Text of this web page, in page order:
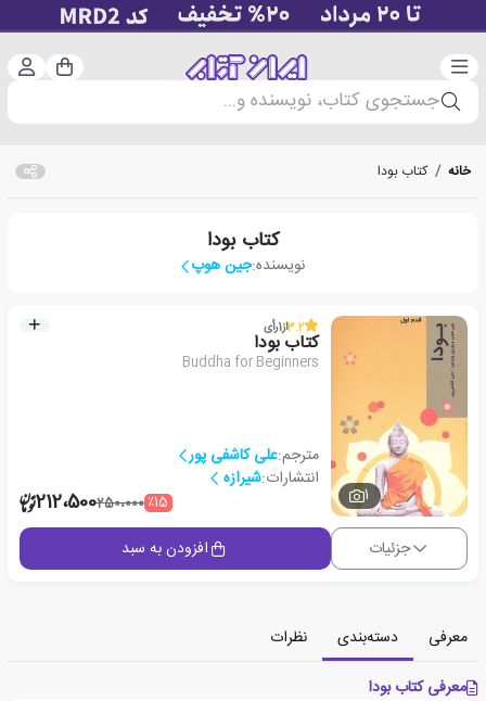
دسته‌بندی سبد
جستجوی کتاب، نویسنده و...
خانه / کتاب بودا
کتاب بودا
نویسنده:جین هوپ
1
3.2از1رأی
کتاب بودا
Buddha for Beginners
مترجم:علی کاشفی پور
انتشارات:شیرازه
٪15250،000212،500
جزئیات افزودن به سبد
معرفی دسته‌بندی
نظرات
معرفی کتاب بودا